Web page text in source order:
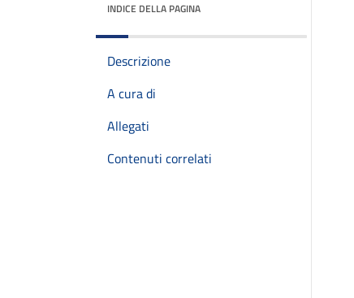
INDICE DELLA PAGINA
Descrizione
A cura di
Allegati
Contenuti correlati